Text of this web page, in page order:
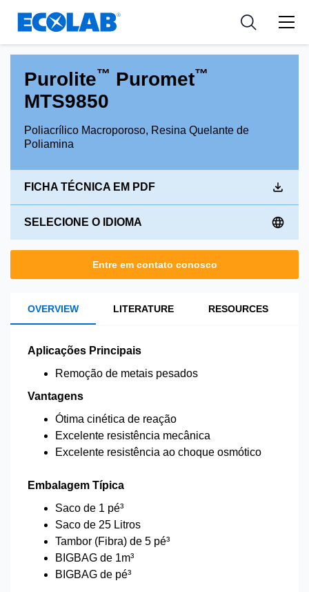
Resources
Aplicações
Medical Devices and Diagnostics
Empresa
Tipo de Produto
Purolite™ Puromet™
MTS9850
Poliacrílico Macroporoso, Resina Quelante de
Poliamina
FICHA TÉCNICA EM PDF
SELECIONE O IDIOMA
Entre em contato conosco
OVERVIEW LITERATURE RESOURCES
Aplicações Principais
Remoção de metais pesados
Vantagens
Ótima cinética de reação
Excelente resistência mecânica
Excelente resistência ao choque osmótico
Embalagem Típica
Saco de 1 pé³
Saco de 25 Litros
Tambor (Fibra) de 5 pé³
BIGBAG de 1m³
BIGBAG de pé³